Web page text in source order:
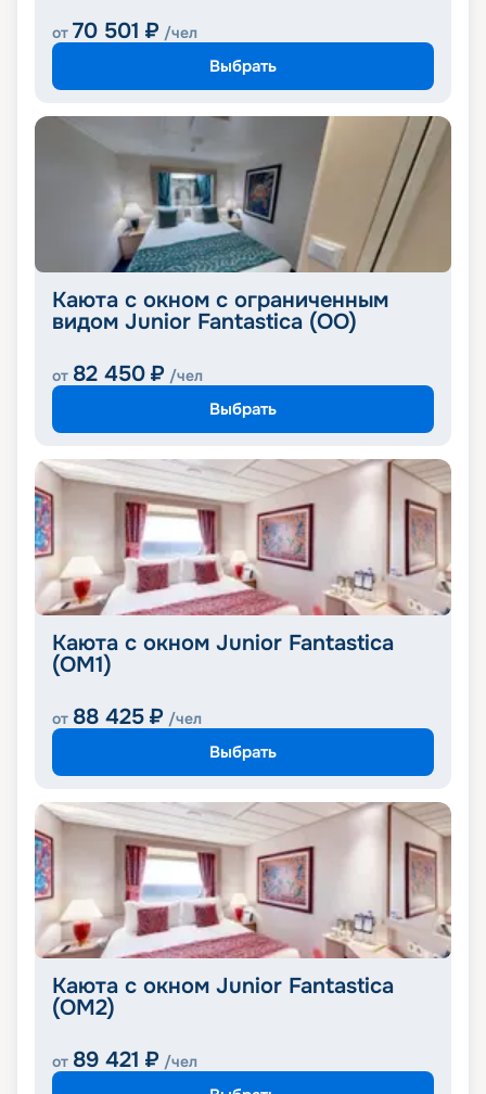
от 70 501 ₽ /чел
Выбрать
Каюта с окном с ограниченным
видом Junior Fantastica (OO)
от 82 450 ₽ /чел
Выбрать
Каюта с окном Junior Fantastica
(OM1)
от 88 425 ₽ /чел
Выбрать
Каюта с окном Junior Fantastica
(OM2)
от 89 421 ₽ /чел